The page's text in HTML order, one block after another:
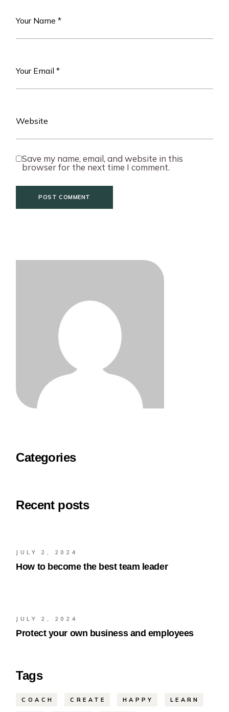
Save my name, email, and website in this
browser for the next time I comment.
POST COMMENT
Categories
Recent posts
JULY 2, 2024
How to become the best team leader
JULY 2, 2024
Protect your own business and employees
Tags
COACH CREATE HAPPY LEARN